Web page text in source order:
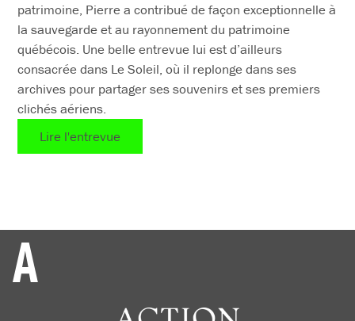
patrimoine, Pierre a contribué de façon exceptionnelle à
la sauvegarde et au rayonnement du patrimoine
québécois. Une belle entrevue lui est d’ailleurs
consacrée dans Le Soleil, où il replonge dans ses
archives pour partager ses souvenirs et ses premiers
clichés aériens.
Lire l'entrevue